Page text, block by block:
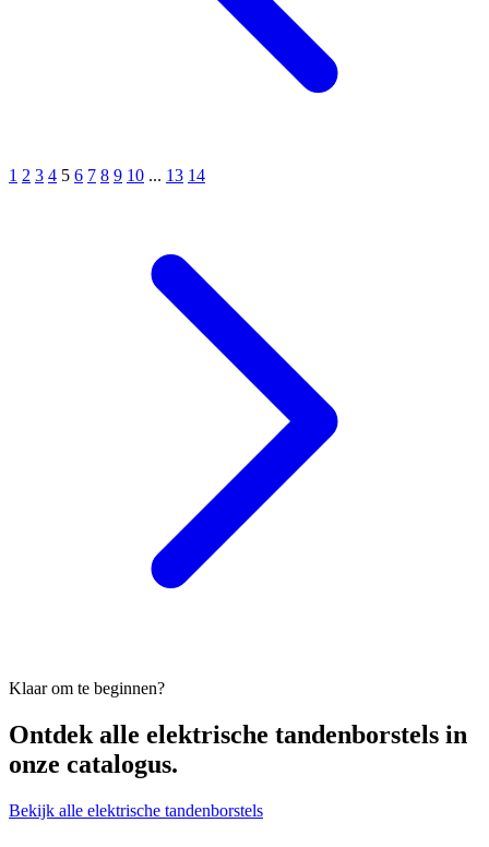
1 2 3 4 5 6 7 8 9 10 ... 13 14
Klaar om te beginnen?
Ontdek alle elektrische tandenborstels in
onze catalogus.
Bekijk alle elektrische tandenborstels